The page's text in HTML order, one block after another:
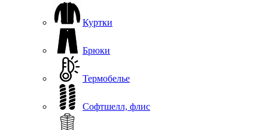
Куртки
Брюки
Термобелье
Софтшелл, флис